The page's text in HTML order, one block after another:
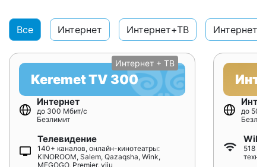
Все Интернет Интернет+ТВ
Интернет + ТВ
Keremet TV 300
Интернет
до 300 Мбит/с
Безлимит
Телевидение
140+ каналов, онлайн-кинотеатры:
KINOROOM, Salem, Qazaqsha, Wink,
MEGOGO, Premier, viju
до
518